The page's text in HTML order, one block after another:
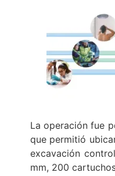
La operación fue
que permitió
excavación
mm, 200